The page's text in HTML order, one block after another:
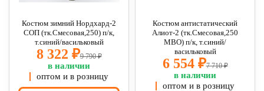
Костюм зимний Нордхард-2
СОП (тк.Смесовая,250) п/к,
т.синий/васильковый
8 322 ₽9 790 ₽
в наличии
оптом и в розницу
Костюм антистатический
Алиот-2 (тк.Смесовая,250
МВО) п/к, т.синий/
васильковый
6 554 ₽7 710 ₽
в наличии
оптом и в розницу